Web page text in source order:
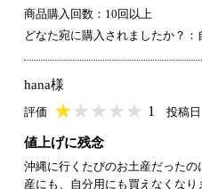
商品購入回数：10回以上
どなた宛に購入されましたか？：
hana様
評価 ★★★★★
★★★★★ 1 投稿
値上げに残念
沖縄に行くたびのお土産だった
産にも、自分用にも買えなくなり